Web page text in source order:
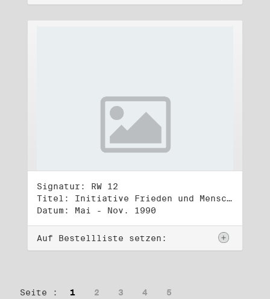
Signatur: RW 12
Titel: Initiative Frieden und Menschenrechte (2)
Datum: Mai - Nov. 1990
Auf Bestellliste setzen:
Seite : 1 2 3 4 5